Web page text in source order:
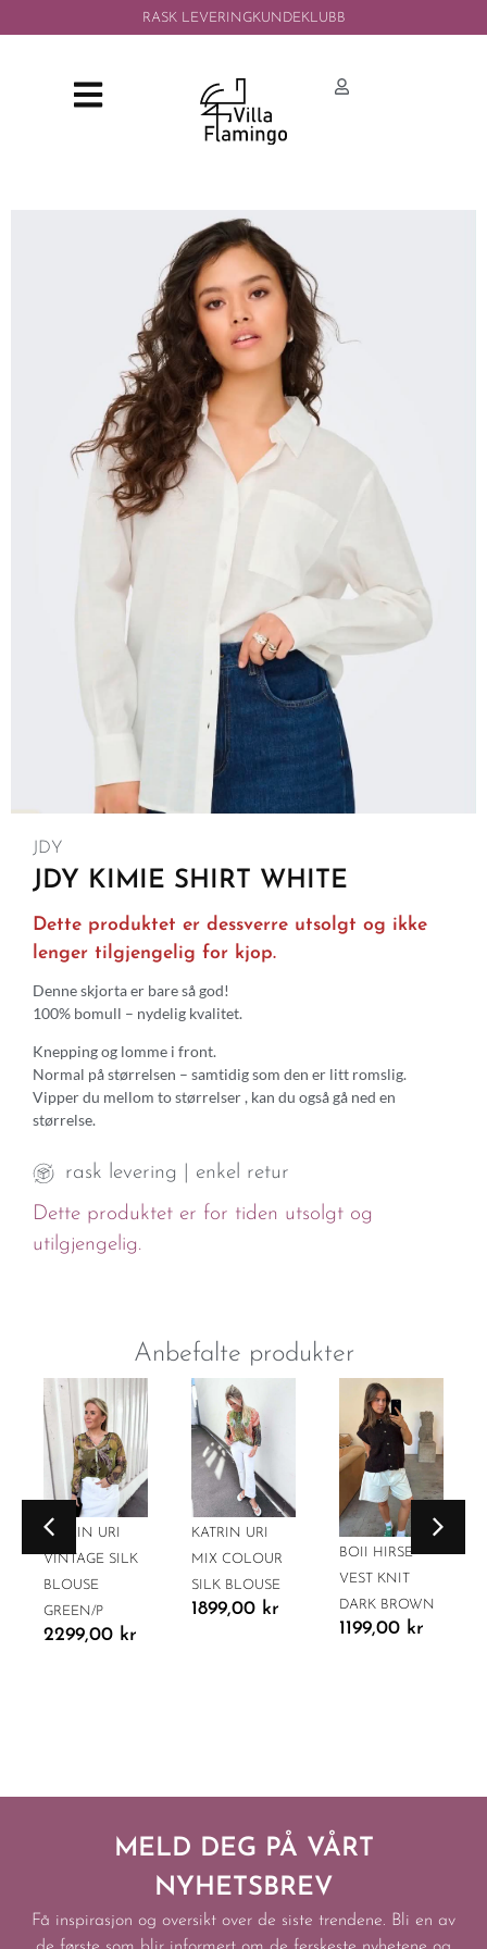
RASK LEVERINGKUNDEKLUBB
JDY
JDY KIMIE SHIRT WHITE
Dette produktet er dessverre utsolgt og ikke
lenger tilgjengelig for kjop.
Denne skjorta er bare så god!
100% bomull – nydelig kvalitet.
Knepping og lomme i front.
Normal på størrelsen – samtidig som den er litt romslig.
Vipper du mellom to størrelser , kan du også gå ned en
størrelse.
rask levering | enkel retur
Dette produktet er for tiden utsolgt og
utilgjengelig.
Anbefalte produkter
KATRIN URI
VINTAGE SILK
BLOUSE
GREEN/P
2299,00 kr
KATRIN URI
MIX COLOUR
SILK BLOUSE
1899,00 kr
BOII HIRSE
VEST KNIT
DARK BROWN
1199,00 kr
MELD DEG PÅ VÅRT
NYHETSBREV
Få inspirasjon og oversikt over de siste trendene. Bli en av